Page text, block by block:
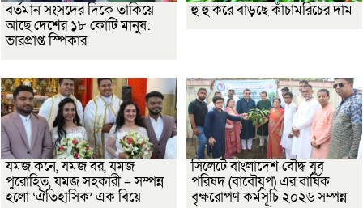
বর্তমান সংসদের দিকে তাকিয়ে
আছে দেশের ১৮ কোটি মানুষ:
ভারপ্রাপ্ত স্পিকার
হু হু করে বাড়ছে কাঁচামরিচের দাম
যমজ কনে, যমজ বর, যমজ
পুরোহিত, যমজ সহকারী – সম্পন্ন
হলো ‘ঐতিহাসিক’ এক বিয়ে
সিলেটে বাংলাদেশ বৌদ্ধ যুব
পরিষদ (বাবৌযুপ) এর বার্ষিক
বৃক্ষরোপণ কর্মসূচি ২০২৬ সম্পন্ন